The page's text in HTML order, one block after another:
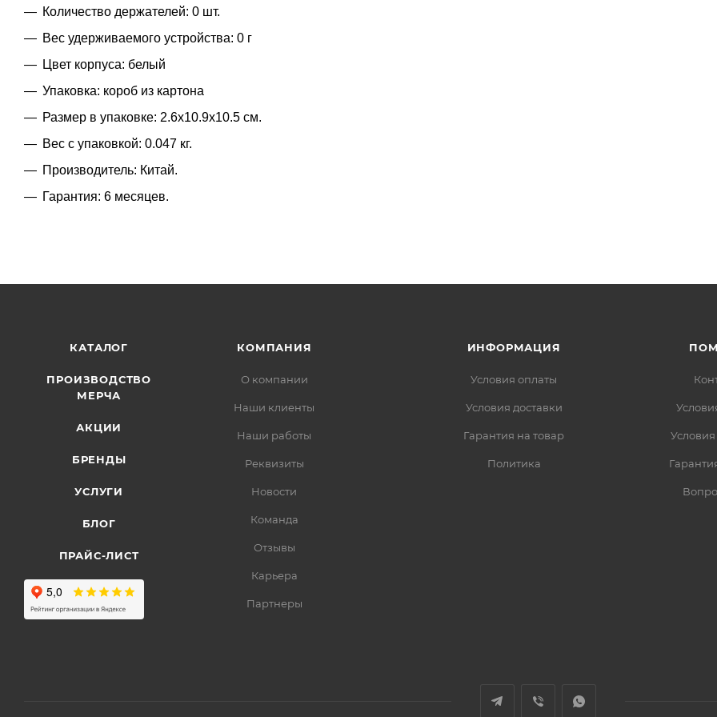
Количество держателей: 0 шт.
Вес удерживаемого устройства: 0 г
Цвет корпуса: белый
Упаковка: короб из картона
Размер в упаковке: 2.6x10.9x10.5 см.
Вес с упаковкой: 0.047 кг.
Производитель: Китай.
Гарантия: 6 месяцев.
КАТАЛОГ
ПРОИЗВОДСТВО
МЕРЧА
АКЦИИ
БРЕНДЫ
УСЛУГИ
БЛОГ
ПРАЙС-ЛИСТ
КОМПАНИЯ
О компании
Наши клиенты
Наши работы
Реквизиты
Новости
Команда
Отзывы
Карьера
Партнеры
ИНФОРМАЦИЯ
Условия оплаты
Условия доставки
Гарантия на товар
Политика
Условия